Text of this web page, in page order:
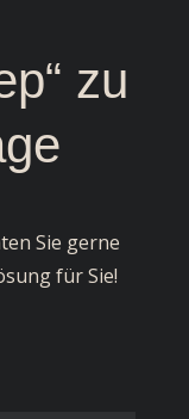
zu
Sie gerne
für Sie!